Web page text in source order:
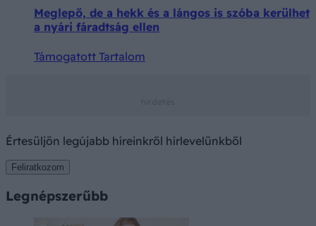
Meglepő, de a hekk és a lángos is szóba kerülhet
a nyári fáradtság ellen
Támogatott Tartalom
Értesüljön legújabb híreinkről hírlevelünkből
Feliratkozom
Legnépszerűbb